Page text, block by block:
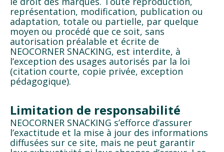
représentation, modification, publication ou
adaptation, totale ou partielle, par quelque
moyen ou procédé que ce soit, sans
autorisation préalable et écrite de
NEOCORNER SNACKING, est interdite, à
l’exception des usages autorisés par la loi
(citation courte, copie privée, exception
pédagogique).
Limitation de responsabilité
NEOCORNER SNACKING s’efforce d’assurer
l’exactitude et la mise à jour des informations
diffusées sur ce site, mais ne peut garantir